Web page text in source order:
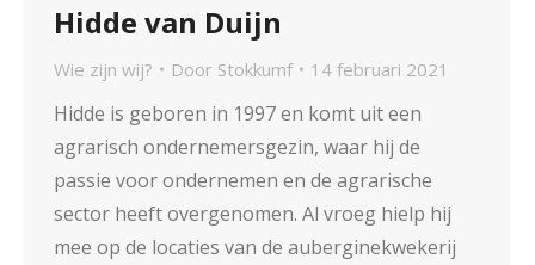
Hidde van Duijn
Wie zijn wij? Door Stokkumf 14 februari 2021
Hidde is geboren in 1997 en komt uit een
agrarisch ondernemersgezin, waar hij de
passie voor ondernemen en de agrarische
sector heeft overgenomen. Al vroeg hielp hij
mee op de locaties van de auberginekwekerij